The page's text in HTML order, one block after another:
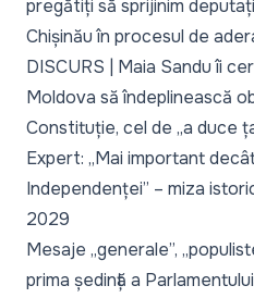
pregătiți să sprijinim
Chișinău în procesul de
DISCURS | Maia Sandu îi
Moldova să îndeplinească
Constituție, cel de „a duce
Expert: „Mai important
Independenței” – miza
2029
Mesaje „generale”,
prima ședință a